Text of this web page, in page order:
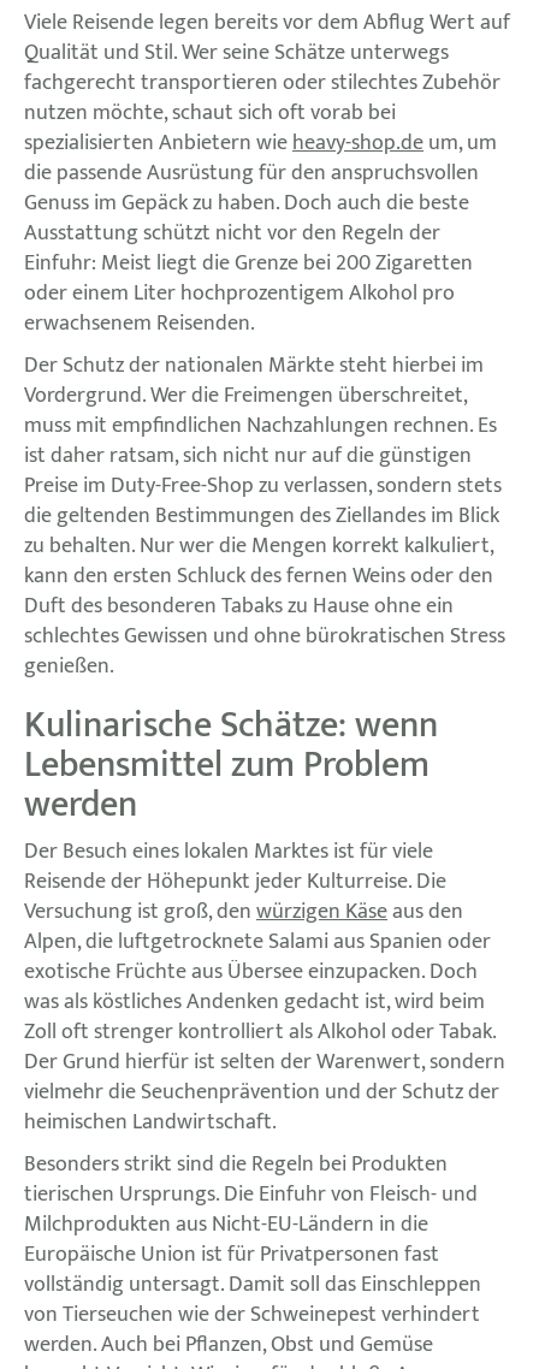
Viele Reisende legen bereits vor dem Abflug Wert auf
Qualität und Stil. Wer seine Schätze unterwegs
fachgerecht transportieren oder stilechtes Zubehör
nutzen möchte, schaut sich oft vorab bei
spezialisierten Anbietern wieheavy-shop.deum, um
die passende Ausrüstung für den anspruchsvollen
Genuss im Gepäck zu haben. Doch auch die beste
Ausstattung schützt nicht vor den Regeln der
Einfuhr: Meist liegt die Grenze bei 200 Zigaretten
oder einem Liter hochprozentigem Alkohol pro
erwachsenem Reisenden.
Der Schutz der nationalen Märkte steht hierbei im
Vordergrund. Wer die Freimengen überschreitet,
muss mit empfindlichen Nachzahlungen rechnen. Es
ist daher ratsam, sich nicht nur auf die günstigen
Preise im Duty-Free-Shop zu verlassen, sondern stets
die geltenden Bestimmungen des Ziellandes im Blick
zu behalten. Nur wer die Mengen korrekt kalkuliert,
kann den ersten Schluck des fernen Weins oder den
Duft des besonderen Tabaks zu Hause ohne ein
schlechtes Gewissen und ohne bürokratischen Stress
genießen.
Kulinarische Schätze: wenn
Lebensmittel zum Problem
werden
Der Besuch eines lokalen Marktes ist für viele
Reisende der Höhepunkt jeder Kulturreise. Die
Versuchung ist groß, denwürzigen Käseaus den
Alpen, die luftgetrocknete Salami aus Spanien oder
exotische Früchte aus Übersee einzupacken. Doch
was als köstliches Andenken gedacht ist, wird beim
Zoll oft strenger kontrolliert als Alkohol oder Tabak.
Der Grund hierfür ist selten der Warenwert, sondern
vielmehr die Seuchenprävention und der Schutz der
heimischen Landwirtschaft.
Besonders strikt sind die Regeln bei Produkten
tierischen Ursprungs. Die Einfuhr von Fleisch- und
Milchprodukten aus Nicht-EU-Ländern in die
Europäische Union ist für Privatpersonen fast
vollständig untersagt. Damit soll das Einschleppen
von Tierseuchen wie der Schweinepest verhindert
werden. Auch bei Pflanzen, Obst und Gemüse